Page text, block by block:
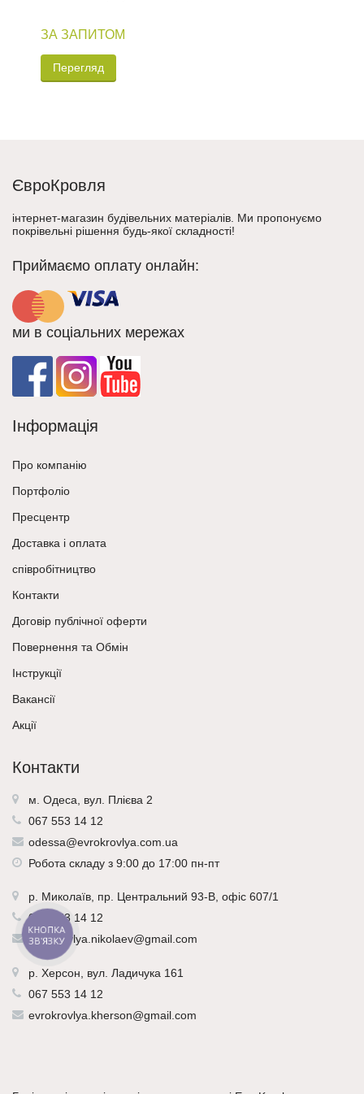
ЗА ЗАПИТОМ
Перегляд
ЄвроКровля
інтернет-магазин будівельних матеріалів. Ми пропонуємо
покрівельні рішення будь-якої складності!
Приймаємо оплату онлайн:
ми в соціальних мережах
Інформація
Про компанію
Портфоліо
Пресцентр
Доставка і оплата
співробітництво
Контакти
Договір публічної оферти
Повернення та Обмін
Інструкції
Вакансії
Акції
Контакти
м. Одеса, вул. Плієва 2
067 553 14 12
odessa@evrokrovlya.com.ua
Робота складу з 9:00 до 17:00 пн-пт
р. Миколаїв , пр. Центральний 93-В, офіс 607/1
067 553 14 12
evrokrovlya.nikolaev@gmail.com
р. Херсон , вул. Ладичука 161
067 553 14 12
evrokrovlya.kherson@gmail.com
КНОПКА
ЗВ'ЯЗКУ